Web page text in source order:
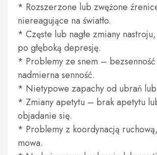
* Rozszerzone lub zwężone
niereagujące na światło.
* Częste lub nagłe zmiany
po głęboką depresję.
* Problemy ze snem –
nadmierna senność.
* Nietypowe zapachy od ubrań lub
* Zmiany apetytu – brak apetytu
objadanie się.
* Problemy z koordynacją
mowa.